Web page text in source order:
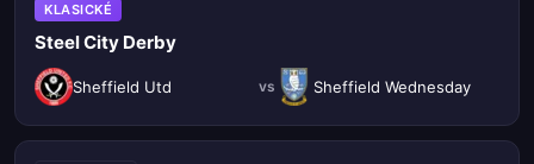
KLASICKÉ
Steel City Derby
Sheffield Utd vs Sheffield Wednesday